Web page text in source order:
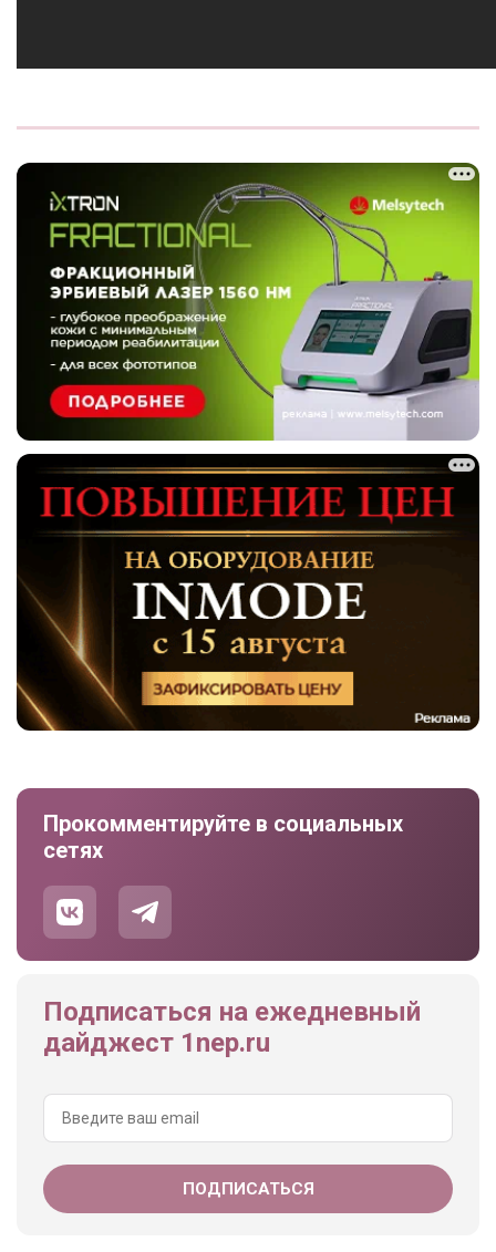
Прокомментируйте в социальных
сетях
Подписаться на ежедневный
дайджест 1nep.ru